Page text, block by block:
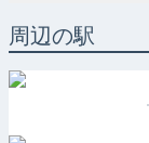
周辺の駅